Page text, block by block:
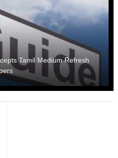
Tamil Medium Refresh